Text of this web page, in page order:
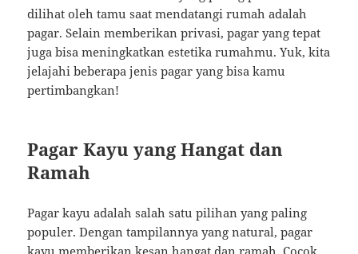
dilihat oleh tamu saat mendatangi rumah adalah
pagar. Selain memberikan privasi, pagar yang tepat
juga bisa meningkatkan estetika rumahmu. Yuk, kita
jelajahi beberapa jenis pagar yang bisa kamu
pertimbangkan!
Pagar Kayu yang Hangat dan
Ramah
Pagar kayu adalah salah satu pilihan yang paling
populer. Dengan tampilannya yang natural, pagar